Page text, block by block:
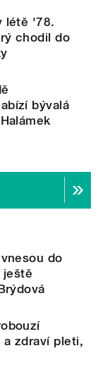
létě '78.
chodil do
bývalá
do
ještě
zdraví pleti,